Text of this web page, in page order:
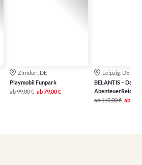
Zirndorf, DE
Playmobil Funpark
ab99,00 € ab79,00 €
Leipzig, DE
BELANTIS – Das
AbenteuerReich
ab115,00 € ab